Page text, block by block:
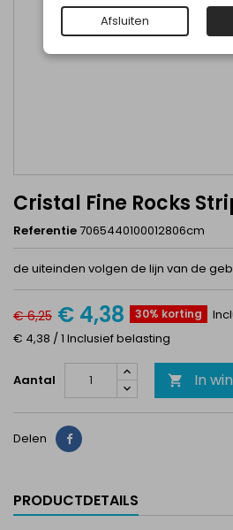
Cristal Fine Rocks
Referentie7065440100012806cm
de uiteinden volgen de lijn van de
€ 6,25 € 4,38 30% korting
€ 4,38 / 1 Inclusief belasting
Aantal  In
Delen Delen
PRODUCTDETAILS
Afsluiten